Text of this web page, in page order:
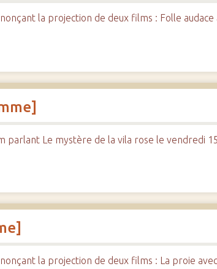
la projection de deux films : Folle
Le mystère de la vila rose le vendredi
la projection de deux films : La proie